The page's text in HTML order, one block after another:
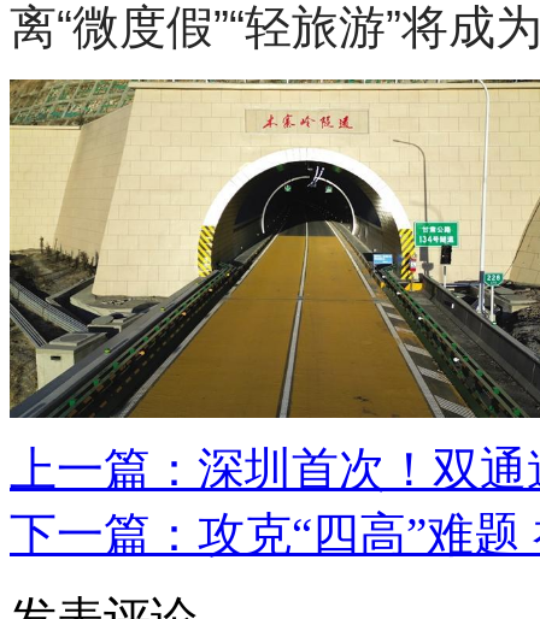
离“微度假”“轻旅游”将成
上一篇： 深圳首次！双
下一篇： 攻克“四高”难